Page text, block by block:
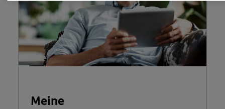
Meine